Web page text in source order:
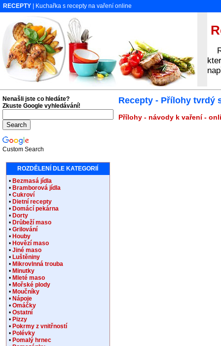
RECEPTY | Kuchařka s recepty na vaření online
Recepty - Přílohy tvrdý
Přílohy - návody k vaření -
Nenašli jste co hledáte?
Zkuste Google vyhledávání!
Custom Search
ROZDĚLENÍ DLE KATEGORIÍ
• Bezmasá jídla
• Bramborová jídla
• Cukroví
• Dietní recepty
• Domácí pekárna
• Dorty
• Drůbeží maso
• Grilování
• Houby
• Hovězí maso
• Jiné maso
• Luštěniny
• Mikrovlnná trouba
• Minutky
• Mleté maso
• Mořské plody
• Moučníky
• Nápoje
• Omáčky
• Ostatní
• Pizzy
• Pokrmy z vnitřností
• Polévky
• Pomalý hrnec